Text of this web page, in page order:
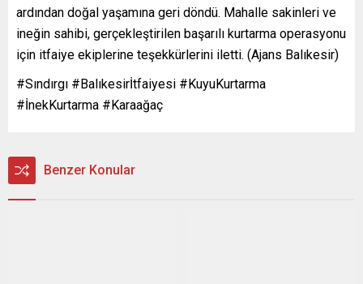
ardından doğal yaşamına geri döndü. Mahalle sakinleri ve
ineğin sahibi, gerçekleştirilen başarılı kurtarma operasyonu
için itfaiye ekiplerine teşekkürlerini iletti. (Ajans Balıkesir)
#Sındırgı #Balıkesirİtfaiyesi #KuyuKurtarma
#İnekKurtarma #Karaağaç
Benzer Konular